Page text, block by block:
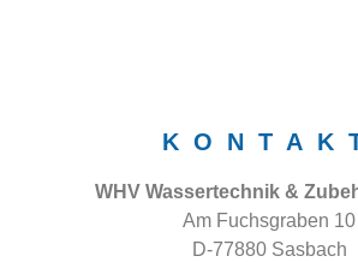
WHV Wassertechnik &
Am Fuchsgraben 10
D-77880 Sasbach